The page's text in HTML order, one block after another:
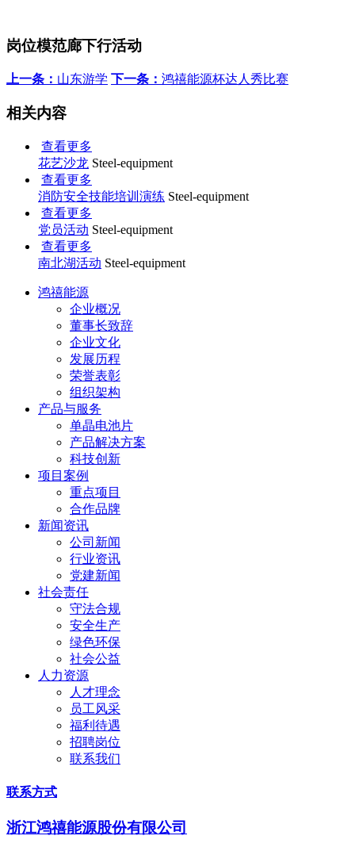
岗位模范廊下行活动
上一条： 山东游学 下一条： 鸿禧能源杯达人秀比赛
相关内容
查看更多
花艺沙龙 Steel-equipment
查看更多
消防安全技能培训演练 Steel-equipment
查看更多
党员活动 Steel-equipment
查看更多
南北湖活动 Steel-equipment
鸿禧能源
企业概况
董事长致辞
企业文化
发展历程
荣誉表彰
组织架构
产品与服务
单晶电池片
产品解决方案
科技创新
项目案例
重点项目
合作品牌
新闻资讯
公司新闻
行业资讯
党建新闻
社会责任
守法合规
安全生产
绿色环保
社会公益
人力资源
人才理念
员工风采
福利待遇
招聘岗位
联系我们
联系方式
浙江鸿禧能源股份有限公司